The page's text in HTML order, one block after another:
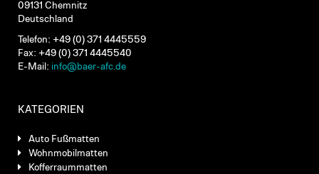
09131 Chemnitz
Deutschland
Telefon: +49 (0) 371 4445559
Fax: +49 (0) 371 4445540
E-Mail: info@baer-afc.de
KATEGORIEN
Auto Fußmatten
Wohnmobilmatten
Kofferraummatten